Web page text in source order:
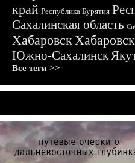
край Республика Бурятия
Сахалинская область
Хабаровск
Южно-Сахалинск
Все теги >>